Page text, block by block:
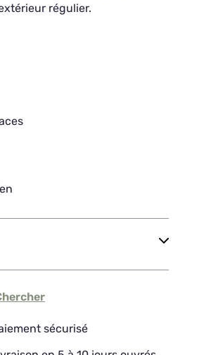
régulier.
sécurisé